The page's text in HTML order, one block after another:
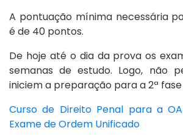
A pontuação mínima necessária
é de 40 pontos.
De hoje até o dia da prova os
semanas de estudo. Logo, não
iniciem a preparação para a 2ª fase
Curso de Direito Penal para a
Exame de Ordem Unificado